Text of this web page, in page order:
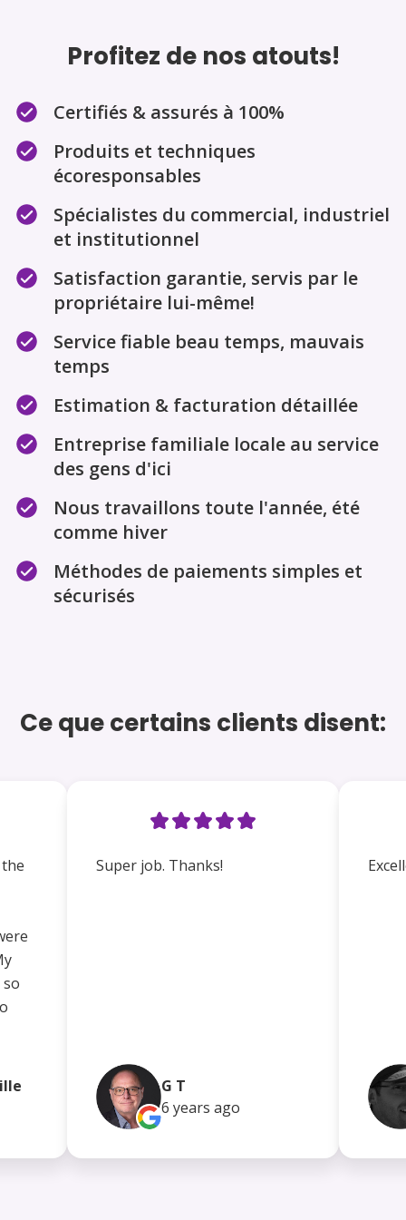
Profitez de nos atouts!
Certifiés & assurés à 100%
Produits et techniques
écoresponsables
Spécialistes du commercial, industriel
et institutionnel
Satisfaction garantie, servis par le
propriétaire lui-même!
Service fiable beau temps, mauvais
temps
Estimation & facturation détaillée
Entreprise familiale locale au service
des gens d'ici
Nous travaillons toute l'année, été
comme hiver
Méthodes de paiements simples et
sécurisés
Ce que certains clients disent:
Super job. Thanks!
G T
6 years ago